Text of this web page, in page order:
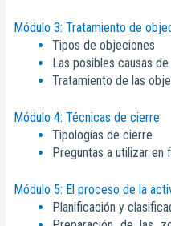
Módulo 3: Tratamiento de
Tipos de objeciones
Las posibles causas
Tratamiento de las
Módulo 4: Técnicas de cierre
Tipologías de cierre
Preguntas a utilizar en
Módulo 5: El proceso de la
Planificación y